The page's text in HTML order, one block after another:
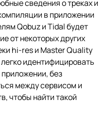
сведения о треках и
в приложении
Qobuz и Tidal будет
от некоторых других
hi-res и Master Quality
идентифицировать
без
между сервисом и
чтобы найти такой